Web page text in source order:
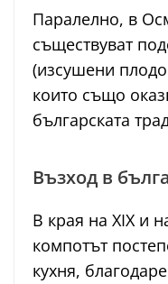
Паралелно, в
съществуват
(изсушени
които също
българската
Възход в
В края на XIX и
компотът
кухня,